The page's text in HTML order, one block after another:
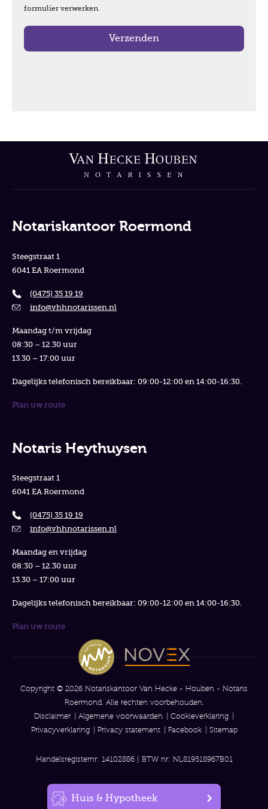
formulier verwerken.
Notariskantoor Roermond
Steegstraat 1
6041 EA Roermond
(0475) 35 19 19
info@vhhnotarissen.nl
Maandag t/m vrijdag
08:30 – 12.30 uur
13.30 – 17:00 uur
Dagelijks telefonisch bereikbaar: 09:00-12:00 en 14:00-16:30.
Plan uw route
Notaris Heythuysen
Steegstraat 1
6041 EA Roermond
(0475) 35 19 19
info@vhhnotarissen.nl
Maandag en vrijdag
08:30 – 12.30 uur
13.30 – 17:00 uur
Dagelijks telefonisch bereikbaar: 09:00-12:00 en 14:00-16:30.
Plan uw route
Copyright © 2026 Notariskantoor Van Hecke - Houben - Notaris
Roermond. Alle rechten voorbehouden.
Disclaimer
Algemene voorwaarden
Cookieverklaring
Privacyverklaring
Privacy statement Facebook Sitemap
Handelsregisternr: 14102886 | BTW nr: NL819518967B01
Huis & Hypotheek